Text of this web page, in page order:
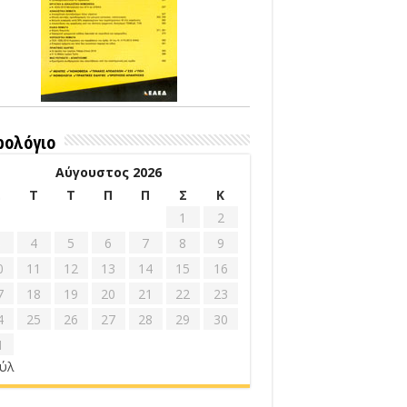
Αύγουστος 2026
Τ Τ Π Π Σ
Κ
1
2
4 5 6 7 8
9
11 12 13 14 15
16
18 19 20 21 22
23
25 26 27 28 29
30